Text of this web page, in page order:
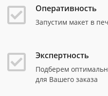
Оперативность
Запустим макет в
Экспертность
Подберем
для Вашего заказа